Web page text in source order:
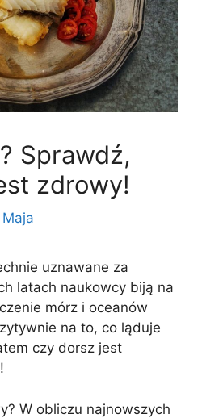
Sprawdź,
zdrowy!
Maja
uznawane za
latach naukowcy biją na
mórz i oceanów
na to, co ląduje
czy dorsz jest
W obliczu najnowszych